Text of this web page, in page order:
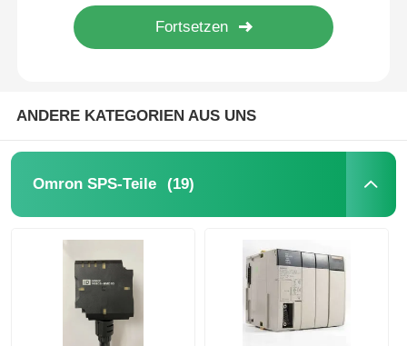
ANDERE KATEGORIEN AUS UNS
Omron SPS-Teile (19)